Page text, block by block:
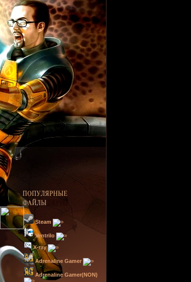
Steam
Ventrilo
X-ray
Adrenaline Gamer
Adrenaline Gamer(NON)